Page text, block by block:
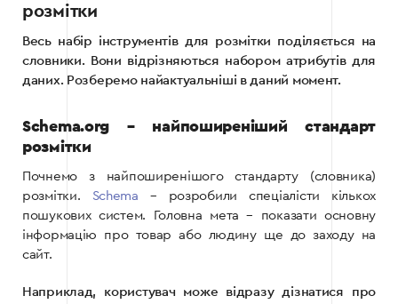
розмітки
Весь набір інструментів для розмітки поділяється на
словники. Вони відрізняються набором атрибутів для
даних. Розберемо найактуальніші в даний момент.
Schema.org – найпоширеніший стандарт
розмітки
Почнемо з найпоширенішого стандарту (словника)
розмітки. Schema – розробили спеціалісти кількох
пошукових систем. Головна мета – показати основну
інформацію про товар або людину ще до заходу на
сайт.
Наприклад, користувач може відразу дізнатися про